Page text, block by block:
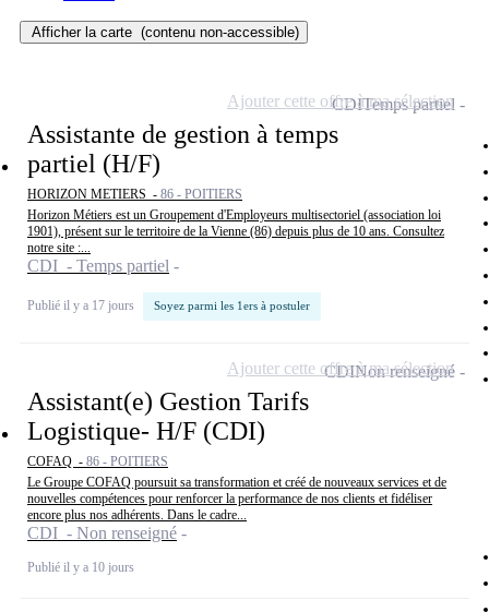
Afficher la carte (contenu non-accessible)
Assistante de gestion à temps
partiel (H/F)
HORIZON METIERS - 86 - POITIERS
Horizon Métiers est un Groupement d'Employeurs multisectoriel (association loi
1901), présent sur le territoire de la Vienne (86) depuis plus de 10 ans. Consultez
notre site :...
CDI - Temps partiel
Publié il y a 17 jours Soyez parmi les 1ers à postuler
CDITemps partiel
Ajouter cette offre à ma sélection
Assistant(e) Gestion Tarifs
Logistique- H/F (CDI)
COFAQ - 86 - POITIERS
Le Groupe COFAQ poursuit sa transformation et créé de nouveaux services et de
nouvelles compétences pour renforcer la performance de nos clients et fidéliser
encore plus nos adhérents. Dans le cadre...
CDI - Non renseigné
Publié il y a 10 jours
CDINon renseigné
Ajouter cette offre à ma sélection